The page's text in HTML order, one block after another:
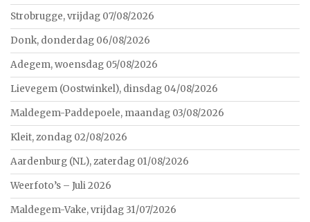
Strobrugge, vrijdag 07/08/2026
Donk, donderdag 06/08/2026
Adegem, woensdag 05/08/2026
Lievegem (Oostwinkel), dinsdag 04/08/2026
Maldegem-Paddepoele, maandag 03/08/2026
Kleit, zondag 02/08/2026
Aardenburg (NL), zaterdag 01/08/2026
Weerfoto’s – Juli 2026
Maldegem-Vake, vrijdag 31/07/2026